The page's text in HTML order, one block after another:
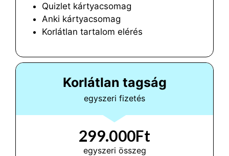
Quizlet kártyacsomag
Anki kártyacsomag
Korlátlan tartalom elérés
Korlátlan tagság
egyszeri fizetés
299.000Ft
egyszeri összeg